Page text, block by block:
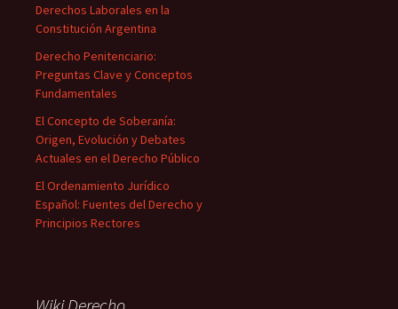
Derechos Laborales en la
Constitución Argentina
Derecho Penitenciario:
Preguntas Clave y Conceptos
Fundamentales
El Concepto de Soberanía:
Origen, Evolución y Debates
Actuales en el Derecho Público
El Ordenamiento Jurídico
Español: Fuentes del Derecho y
Principios Rectores